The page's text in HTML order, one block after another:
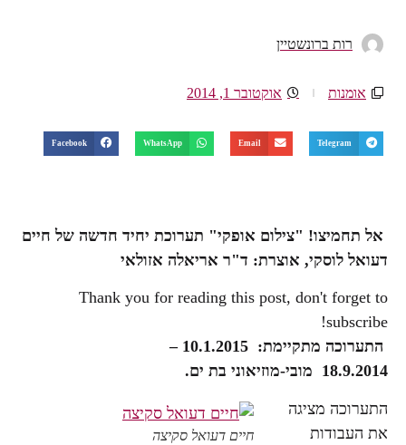
רות ברונשטיין
אומנות אוקטובר 1, 2014
Telegram
Email
WhatsApp
Facebook
אל תחמיצו! "צילום אופקי" תערוכת יחיד חדשה של חיים
דעואל לוסקי, אוצרת: ד"ר אריאלה אזולאי
Thank you for reading this post, don't forget to
subscribe!
התערוכה מתקיימת:
10.1.2015 –
18.9.2014 מובי-מוזיאוני בת ים.
חיים דעואל סקיצה
התערוכה מציגה
את העבודות